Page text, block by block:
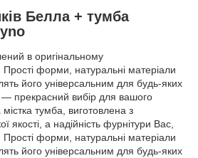
Белла + тумба
в оригінальному
Прості форми, натуральні матеріали
його універсальним для будь-яких
— прекрасний вибір для вашого
тумба, виготовлена з
якості, а надійність фурнітури Вас,
форми, натуральні матеріали
його універсальним для будь-яких